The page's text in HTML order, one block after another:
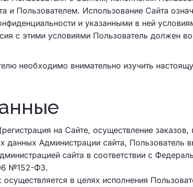
и Пользователем. Использование Сайта
и указанными в ней
с этими условиями Пользователь должен
необходимо внимательно изучить
на Сайте, осуществление
данных Администрации сайта, Пользователь
сайта в соответствии с
№152-ФЗ.
в целях исполнения